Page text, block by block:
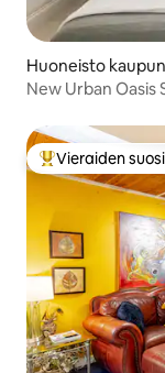
Huoneisto
New Urban
Vieraiden
Vieraiden